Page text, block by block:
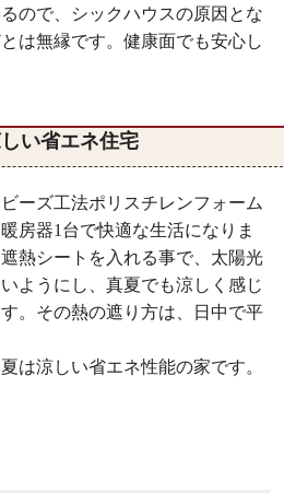
ので、シックハウスの原因とな
は無縁です。健康面でも安心し
い省エネ住宅
ーズ工法ポリスチレンフォーム
房器1台で快適な生活になりま
熱シートを入れる事で、太陽光
ようにし、真夏でも涼しく感じ
。その熱の遮り方は、日中で平
は涼しい省エネ性能の家です。